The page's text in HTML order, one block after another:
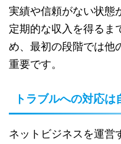
実績や信頼がない状態
定期的な収入を得るま
め、最初の段階では他
重要です。
トラブルへの対応は
ネットビジネスを運営